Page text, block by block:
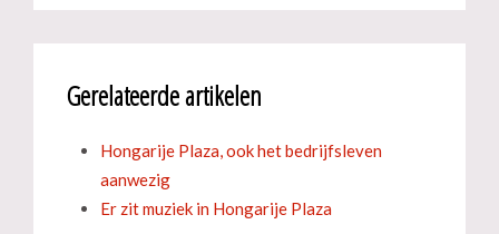
Gerelateerde artikelen
Hongarije Plaza, ook het bedrijfsleven
aanwezig
Er zit muziek in Hongarije Plaza